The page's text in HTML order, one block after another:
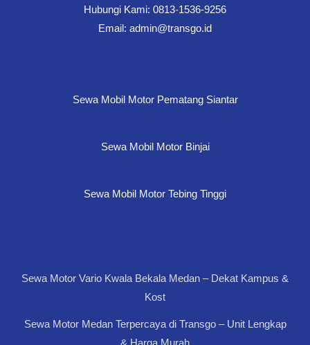
Hubungi Kami: 0813-1536-9256
Email: admin@transgo.id
Sewa Mobil Motor Pematang Siantar
Sewa Mobil Motor Binjai
Sewa Mobil Motor Tebing Tinggi
Sewa Motor Vario Kwala Bekala Medan – Dekat Kampus &
Kost
Sewa Motor Medan Terpercaya di Transgo – Unit Lengkap